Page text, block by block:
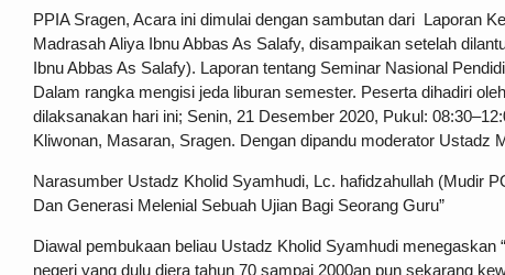
PPIA Sragen, Acara ini dimulai dengan sambutan dari Laporan
Madrasah Aliya Ibnu Abbas As Salafy, disampaikan setelah
Ibnu Abbas As Salafy). Laporan tentang Seminar Nasional
Dalam rangka mengisi jeda liburan semester. Peserta dihadiri
dilaksanakan hari ini; Senin, 21 Desember 2020, Pukul:
Kliwonan, Masaran, Sragen. Dengan dipandu moderator Ustadz
Narasumber Ustadz Kholid Syamhudi, Lc. hafidzahullah (Mudir
Dan Generasi Melenial Sebuah Ujian Bagi Seorang Guru”
Diawal pembukaan beliau Ustadz Kholid Syamhudi
negeri yang dulu diera tahun 70 sampai 2000an pun sekarang